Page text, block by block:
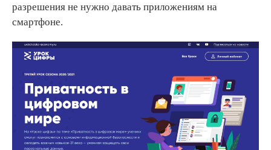
разрешения не нужно давать приложениям на
смартфоне.